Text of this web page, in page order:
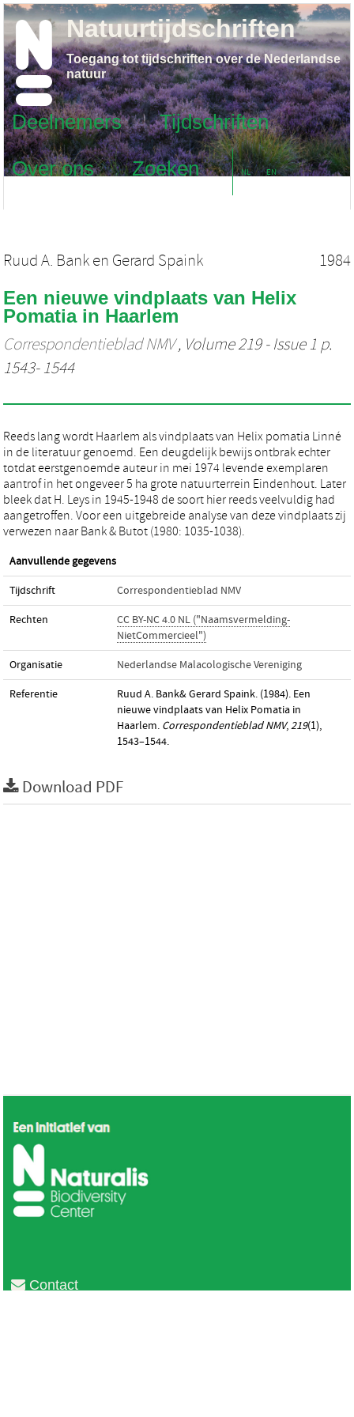
Deelnemers
Tijdschriften
Over ons
Zoeken NL EN
Natuurtijdschriften
Toegang tot tijdschriften over de Nederlandse
natuur
Ruud A. Bank en Gerard Spaink 1984
Een nieuwe vindplaats van Helix
Pomatia in Haarlem
Correspondentieblad NMV, Volume 219 - Issue 1 p.
1543- 1544
Reeds lang wordt Haarlem als vindplaats van Helix pomatia Linné
in de literatuur genoemd. Een deugdelijk bewijs ontbrak echter
totdat eerstgenoemde auteur in mei 1974 levende exemplaren
aantrof in het ongeveer 5 ha grote natuurterrein Eindenhout. Later
bleek dat H. Leys in 1945-1948 de soort hier reeds veelvuldig had
aangetroffen. Voor een uitgebreide analyse van deze vindplaats zij
verwezen naar Bank & Butot (1980: 1035-1038).
Aanvullende gegevens
Tijdschrift Correspondentieblad NMV
Rechten
CC BY-NC 4.0 NL ("Naamsvermelding-
NietCommercieel")
Organisatie Nederlandse Malacologische Vereniging
Referentie
Ruud A. Bank& Gerard Spaink. (1984). Een
nieuwe vindplaats van Helix Pomatia in
Haarlem. Correspondentieblad NMV,219(1),
1543–1544.
Download PDF
Contact